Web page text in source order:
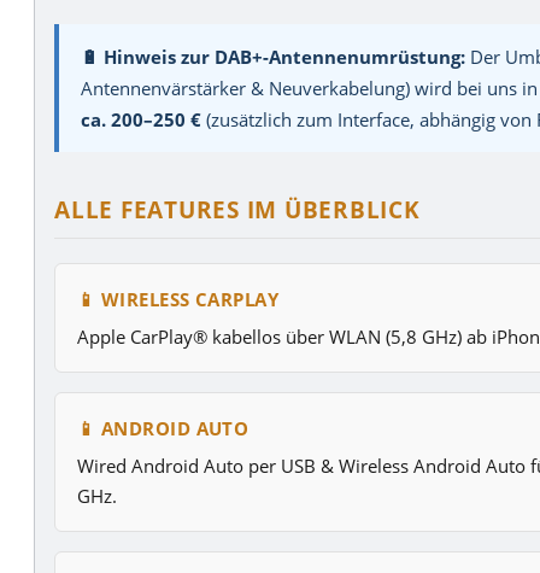
🔋 Hinweis zur DAB+-Antennenumrüstung: Der
Antennenvärstärker & Neuverkabelung) wird bei uns
ca. 200–250 € (zusätzlich zum Interface, abhängig
ALLE FEATURES IM ÜBERBLICK
📱 WIRELESS CARPLAY
Apple CarPlay® kabellos über WLAN (5,8 GHz) ab
📱 ANDROID AUTO
Wired Android Auto per USB & Wireless Android
GHz.